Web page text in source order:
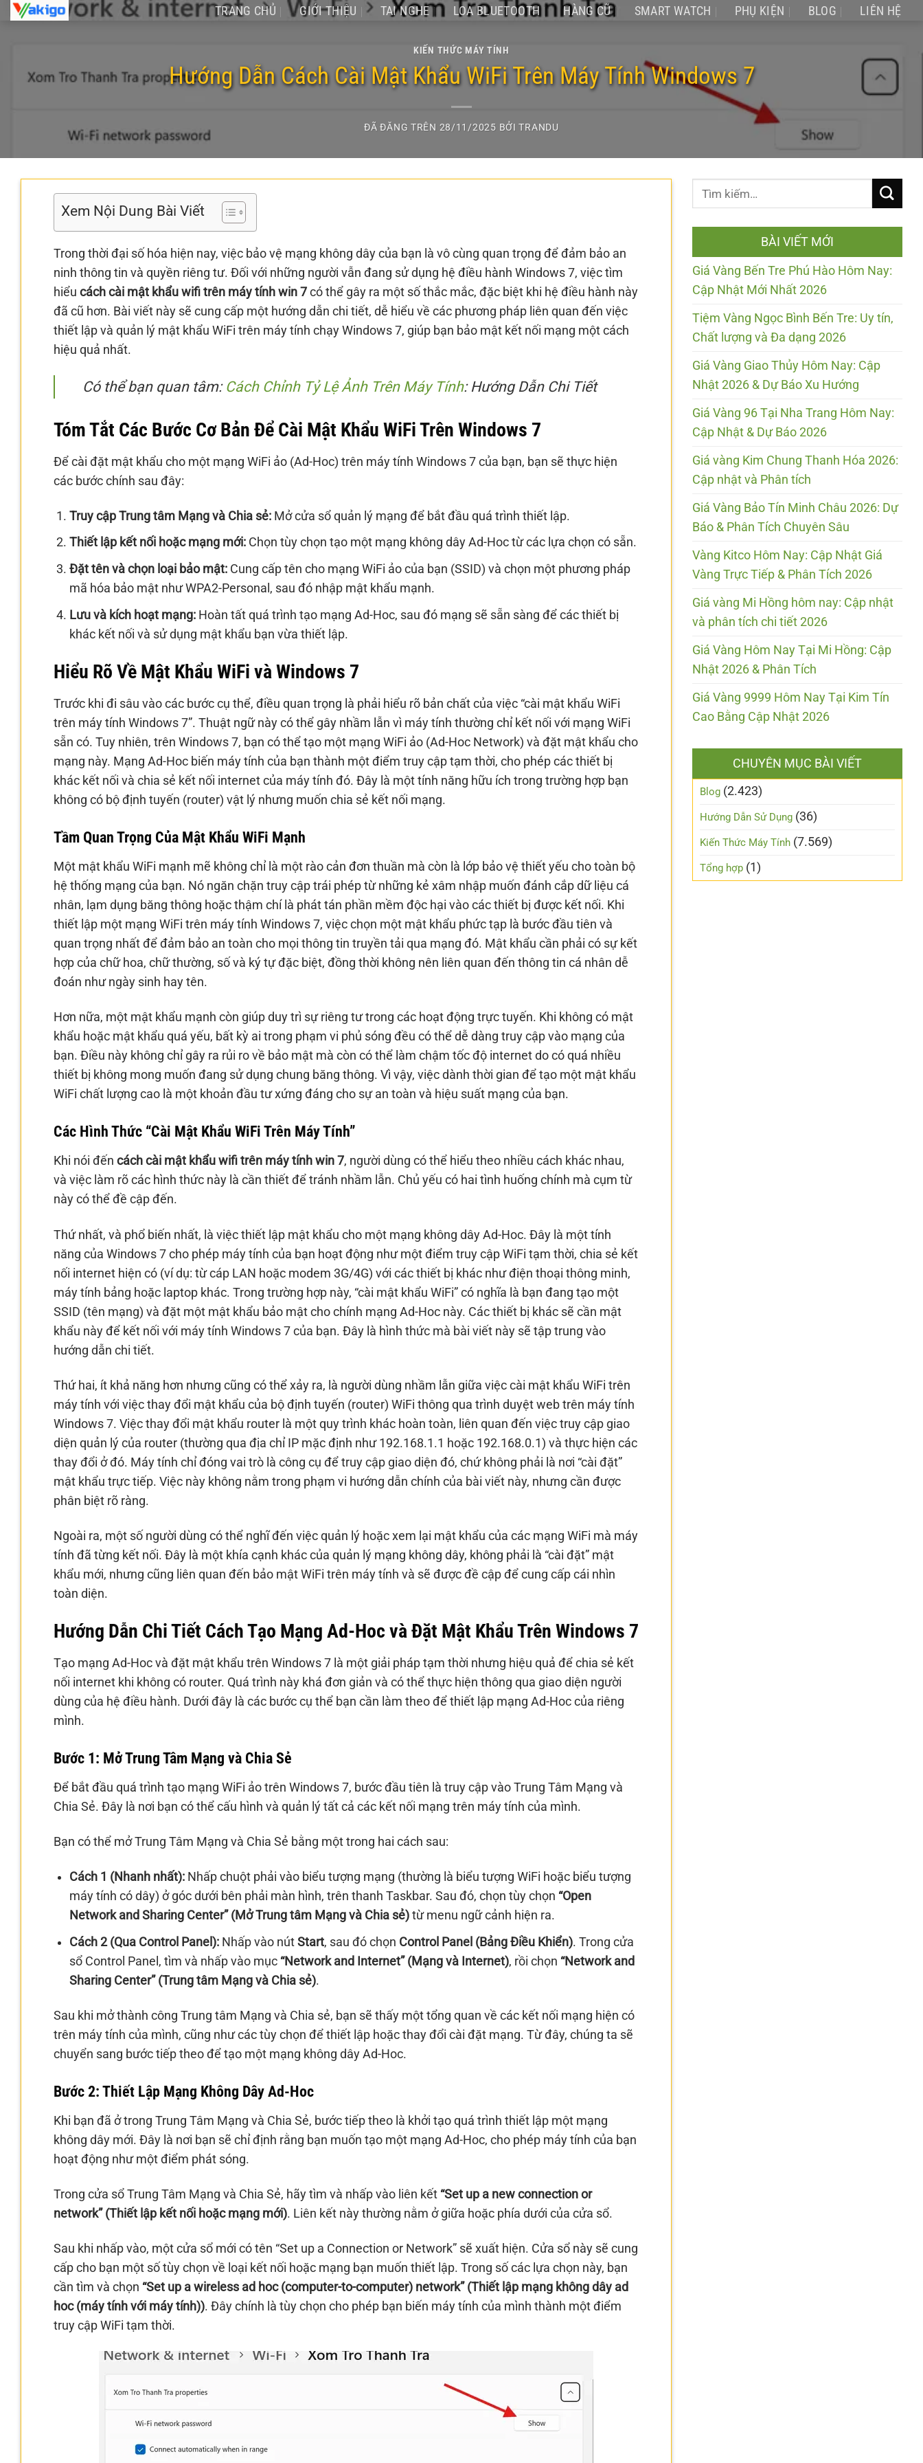
Chuyển
TRANG CHỦ GIỚI THIỆU TAI NGHE LOA BLUETOOTH HÀNG CŨ SMART WATCH PHỤ KIỆN BLOG LIÊN HỆ
KIẾN THỨC MÁY TÍNH
Hướng Dẫn Cách Cài Mật Khẩu WiFi Trên Máy Tính Windows 7
ĐÃ ĐĂNG TRÊN 28/11/2025 BỞITRANDU
Xem Nội Dung Bài Viết
Trong thời đại số hóa hiện nay, việc bảo vệ mạng không dây của bạn là vô cùng quan trọng để đảm bảo an
ninh thông tin và quyền riêng tư. Đối với những người vẫn đang sử dụng hệ điều hành Windows 7, việc tìm
hiểu cách cài mật khẩu wifi trên máy tính win 7có thể gây ra một số thắc mắc, đặc biệt khi hệ điều hành này
đã cũ hơn. Bài viết này sẽ cung cấp một hướng dẫn chi tiết, dễ hiểu về các phương pháp liên quan đến việc
thiết lập và quản lý mật khẩu WiFi trên máy tính chạy Windows 7, giúp bạn bảo mật kết nối mạng một cách
hiệu quả nhất.
Có thể bạn quan tâm: Cách Chỉnh Tỷ Lệ Ảnh Trên Máy Tính: Hướng Dẫn Chi Tiết
Tóm Tắt Các Bước Cơ Bản Để Cài Mật Khẩu WiFi Trên Windows 7
Để cài đặt mật khẩu cho một mạng WiFi ảo (Ad-Hoc) trên máy tính Windows 7 của bạn, bạn sẽ thực hiện
các bước chính sau đây:
Truy cập Trung tâm Mạng và Chia sẻ:Mở cửa sổ quản lý mạng để bắt đầu quá trình thiết lập.
Thiết lập kết nối hoặc mạng mới:Chọn tùy chọn tạo một mạng không dây Ad-Hoc từ các lựa chọn có sẵn.
Đặt tên và chọn loại bảo mật:Cung cấp tên cho mạng WiFi ảo của bạn (SSID) và chọn một phương pháp
mã hóa bảo mật như WPA2-Personal, sau đó nhập mật khẩu mạnh.
Lưu và kích hoạt mạng:Hoàn tất quá trình tạo mạng Ad-Hoc, sau đó mạng sẽ sẵn sàng để các thiết bị
khác kết nối và sử dụng mật khẩu bạn vừa thiết lập.
Hiểu Rõ Về Mật Khẩu WiFi và Windows 7
Trước khi đi sâu vào các bước cụ thể, điều quan trọng là phải hiểu rõ bản chất của việc “cài mật khẩu WiFi
trên máy tính Windows 7”. Thuật ngữ này có thể gây nhầm lẫn vì máy tính thường chỉ kết nối với mạng WiFi
sẵn có. Tuy nhiên, trên Windows 7, bạn có thể tạo một mạng WiFi ảo (Ad-Hoc Network) và đặt mật khẩu cho
mạng này. Mạng Ad-Hoc biến máy tính của bạn thành một điểm truy cập tạm thời, cho phép các thiết bị
khác kết nối và chia sẻ kết nối internet của máy tính đó. Đây là một tính năng hữu ích trong trường hợp bạn
không có bộ định tuyến (router) vật lý nhưng muốn chia sẻ kết nối mạng.
Tầm Quan Trọng Của Mật Khẩu WiFi Mạnh
Một mật khẩu WiFi mạnh mẽ không chỉ là một rào cản đơn thuần mà còn là lớp bảo vệ thiết yếu cho toàn bộ
hệ thống mạng của bạn. Nó ngăn chặn truy cập trái phép từ những kẻ xâm nhập muốn đánh cắp dữ liệu cá
nhân, lạm dụng băng thông hoặc thậm chí là phát tán phần mềm độc hại vào các thiết bị được kết nối. Khi
thiết lập một mạng WiFi trên máy tính Windows 7, việc chọn một mật khẩu phức tạp là bước đầu tiên và
quan trọng nhất để đảm bảo an toàn cho mọi thông tin truyền tải qua mạng đó. Mật khẩu cần phải có sự kết
hợp của chữ hoa, chữ thường, số và ký tự đặc biệt, đồng thời không nên liên quan đến thông tin cá nhân dễ
đoán như ngày sinh hay tên.
Hơn nữa, một mật khẩu mạnh còn giúp duy trì sự riêng tư trong các hoạt động trực tuyến. Khi không có mật
khẩu hoặc mật khẩu quá yếu, bất kỳ ai trong phạm vi phủ sóng đều có thể dễ dàng truy cập vào mạng của
bạn. Điều này không chỉ gây ra rủi ro về bảo mật mà còn có thể làm chậm tốc độ internet do có quá nhiều
thiết bị không mong muốn đang sử dụng chung băng thông. Vì vậy, việc dành thời gian để tạo một mật khẩu
WiFi chất lượng cao là một khoản đầu tư xứng đáng cho sự an toàn và hiệu suất mạng của bạn.
Các Hình Thức “Cài Mật Khẩu WiFi Trên Máy Tính”
Khi nói đến cách cài mật khẩu wifi trên máy tính win 7, người dùng có thể hiểu theo nhiều cách khác nhau,
và việc làm rõ các hình thức này là cần thiết để tránh nhầm lẫn. Chủ yếu có hai tình huống chính mà cụm từ
này có thể đề cập đến.
Thứ nhất, và phổ biến nhất, là việc thiết lập mật khẩu cho một mạng không dây Ad-Hoc. Đây là một tính
năng của Windows 7 cho phép máy tính của bạn hoạt động như một điểm truy cập WiFi tạm thời, chia sẻ kết
nối internet hiện có (ví dụ: từ cáp LAN hoặc modem 3G/4G) với các thiết bị khác như điện thoại thông minh,
máy tính bảng hoặc laptop khác. Trong trường hợp này, “cài mật khẩu WiFi” có nghĩa là bạn đang tạo một
SSID (tên mạng) và đặt một mật khẩu bảo mật cho chính mạng Ad-Hoc này. Các thiết bị khác sẽ cần mật
khẩu này để kết nối với máy tính Windows 7 của bạn. Đây là hình thức mà bài viết này sẽ tập trung vào
hướng dẫn chi tiết.
Thứ hai, ít khả năng hơn nhưng cũng có thể xảy ra, là người dùng nhầm lẫn giữa việc cài mật khẩu WiFi trên
máy tính với việc thay đổi mật khẩu của bộ định tuyến (router) WiFi thông qua trình duyệt web trên máy tính
Windows 7. Việc thay đổi mật khẩu router là một quy trình khác hoàn toàn, liên quan đến việc truy cập giao
diện quản lý của router (thường qua địa chỉ IP mặc định như 192.168.1.1 hoặc 192.168.0.1) và thực hiện các
thay đổi ở đó. Máy tính chỉ đóng vai trò là công cụ để truy cập giao diện đó, chứ không phải là nơi “cài đặt”
mật khẩu trực tiếp. Việc này không nằm trong phạm vi hướng dẫn chính của bài viết này, nhưng cần được
phân biệt rõ ràng.
Ngoài ra, một số người dùng có thể nghĩ đến việc quản lý hoặc xem lại mật khẩu của các mạng WiFi mà máy
tính đã từng kết nối. Đây là một khía cạnh khác của quản lý mạng không dây, không phải là “cài đặt” mật
khẩu mới, nhưng cũng liên quan đến bảo mật WiFi trên máy tính và sẽ được đề cập để cung cấp cái nhìn
toàn diện.
Hướng Dẫn Chi Tiết Cách Tạo Mạng Ad-Hoc và Đặt Mật Khẩu Trên Windows 7
Tạo mạng Ad-Hoc và đặt mật khẩu trên Windows 7 là một giải pháp tạm thời nhưng hiệu quả để chia sẻ kết
nối internet khi không có router. Quá trình này khá đơn giản và có thể thực hiện thông qua giao diện người
dùng của hệ điều hành. Dưới đây là các bước cụ thể bạn cần làm theo để thiết lập mạng Ad-Hoc của riêng
mình.
Bước 1: Mở Trung Tâm Mạng và Chia Sẻ
Để bắt đầu quá trình tạo mạng WiFi ảo trên Windows 7, bước đầu tiên là truy cập vào Trung Tâm Mạng và
Chia Sẻ. Đây là nơi bạn có thể cấu hình và quản lý tất cả các kết nối mạng trên máy tính của mình.
Bạn có thể mở Trung Tâm Mạng và Chia Sẻ bằng một trong hai cách sau:
Cách 1 (Nhanh nhất):Nhấp chuột phải vào biểu tượng mạng (thường là biểu tượng WiFi hoặc biểu tượng
máy tính có dây) ở góc dưới bên phải màn hình, trên thanh Taskbar. Sau đó, chọn tùy chọn “Open
Network and Sharing Center” (Mở Trung tâm Mạng và Chia sẻ)từ menu ngữ cảnh hiện ra.
Cách 2 (Qua Control Panel):Nhấp vào nút Start, sau đó chọn Control Panel (Bảng Điều Khiển). Trong cửa
sổ Control Panel, tìm và nhấp vào mục “Network and Internet” (Mạng và Internet), rồi chọn “Network and
Sharing Center” (Trung tâm Mạng và Chia sẻ).
Sau khi mở thành công Trung tâm Mạng và Chia sẻ, bạn sẽ thấy một tổng quan về các kết nối mạng hiện có
trên máy tính của mình, cũng như các tùy chọn để thiết lập hoặc thay đổi cài đặt mạng. Từ đây, chúng ta sẽ
chuyển sang bước tiếp theo để tạo một mạng không dây Ad-Hoc.
Bước 2: Thiết Lập Mạng Không Dây Ad-Hoc
Khi bạn đã ở trong Trung Tâm Mạng và Chia Sẻ, bước tiếp theo là khởi tạo quá trình thiết lập một mạng
không dây mới. Đây là nơi bạn sẽ chỉ định rằng bạn muốn tạo một mạng Ad-Hoc, cho phép máy tính của bạn
hoạt động như một điểm phát sóng.
Trong cửa sổ Trung Tâm Mạng và Chia Sẻ, hãy tìm và nhấp vào liên kết “Set up a new connection or
network” (Thiết lập kết nối hoặc mạng mới). Liên kết này thường nằm ở giữa hoặc phía dưới của cửa sổ.
Sau khi nhấp vào, một cửa sổ mới có tên “Set up a Connection or Network” sẽ xuất hiện. Cửa sổ này sẽ cung
cấp cho bạn một số tùy chọn về loại kết nối hoặc mạng bạn muốn thiết lập. Trong số các lựa chọn này, bạn
cần tìm và chọn “Set up a wireless ad hoc (computer-to-computer) network” (Thiết lập mạng không dây ad
hoc (máy tính với máy tính)). Đây chính là tùy chọn cho phép bạn biến máy tính của mình thành một điểm
truy cập WiFi tạm thời.
BÀI VIẾT MỚI
Giá Vàng Bến Tre Phú Hào Hôm Nay:
Cập Nhật Mới Nhất 2026
Tiệm Vàng Ngọc Bình Bến Tre: Uy tín,
Chất lượng và Đa dạng 2026
Giá Vàng Giao Thủy Hôm Nay: Cập
Nhật 2026 & Dự Báo Xu Hướng
Giá Vàng 96 Tại Nha Trang Hôm Nay:
Cập Nhật & Dự Báo 2026
Giá vàng Kim Chung Thanh Hóa 2026:
Cập nhật và Phân tích
Giá Vàng Bảo Tín Minh Châu 2026: Dự
Báo & Phân Tích Chuyên Sâu
Vàng Kitco Hôm Nay: Cập Nhật Giá
Vàng Trực Tiếp & Phân Tích 2026
Giá vàng Mi Hồng hôm nay: Cập nhật
và phân tích chi tiết 2026
Giá Vàng Hôm Nay Tại Mi Hồng: Cập
Nhật 2026 & Phân Tích
Giá Vàng 9999 Hôm Nay Tại Kim Tín
Cao Bằng Cập Nhật 2026
CHUYÊN MỤC BÀI VIẾT
Blog (2.423)
Hướng Dẫn Sử Dụng (36)
Kiến Thức Máy Tính (7.569)
Tổng hợp (1)